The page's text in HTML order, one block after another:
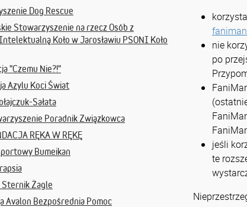
Dog Rescue
Stowarzyszenie na rzecz Osób z
Koło w Jarosławiu PSONI Koło
"Czemu Nie?!"
Azylu Koci Świat
Sałata
Poradnik Związkowca
RĘKA W RĘKĘ
Bumeikan
Sternik Żagle
Avalon Bezpośrednia Pomoc
nie
po
jeśli
te